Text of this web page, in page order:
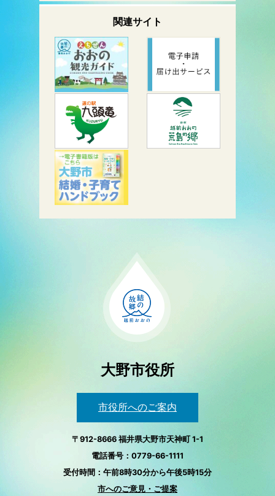
関連サイト
大野市役所
市役所へのご案内
〒912-8666 福井県大野市天神町 1-1
電話番号：0779-66-1111
受付時間：午前8時30分から午後5時15分
市へのご意見・ご提案